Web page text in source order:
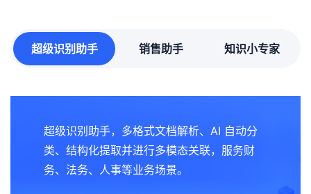
超级识别助手 销售助手 知识小专家
超级识别助手，多格式文档解析、AI 自动分
类、结构化提取并进行多模态关联，服务财
务、法务、人事等业务场景。